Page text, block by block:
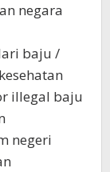
negara
baju /
illegal baju
negeri